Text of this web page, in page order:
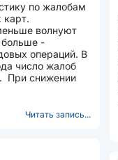
по жалобам
карт.
волнуют
больше -
операций. В
число жалоб
Читать запись...